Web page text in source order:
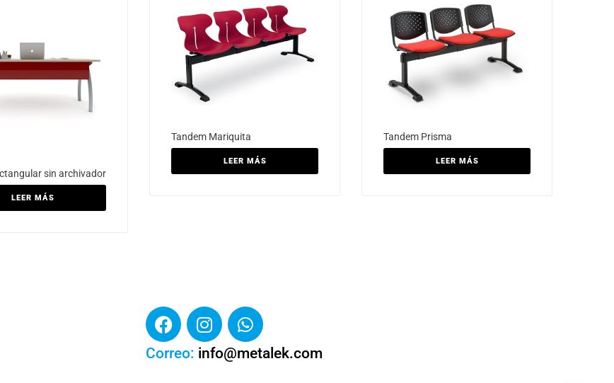
sin archivador
LEER MÁS
Tandem Mariquita
LEER MÁS
Tandem Prisma
LEER MÁS
Correo: info@metalek.com